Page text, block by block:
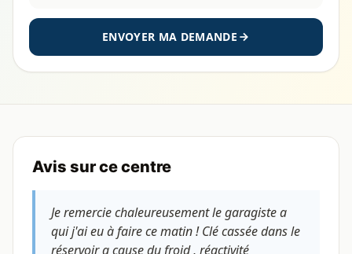
ENVOYER MA DEMANDE
Avis sur ce centre
Je remercie chaleureusement le garagiste a
qui j'ai eu à faire ce matin ! Clé cassée dans le
réservoir a cause du froid , réactivité